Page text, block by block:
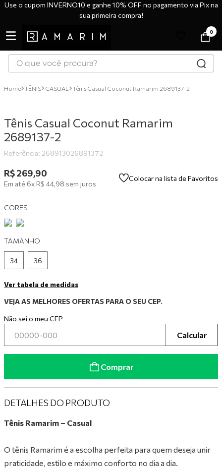
Use o cupom INVERNO10 e ganhe 10% OFF no pagamento via Pix na
sua primeira compra!
0
O que você procura?
TÊNIS CASUAL Tênis Casual Coconut Ramarim 2689137-2
Tênis Casual Coconut Ramarim
2689137-2
Referência: 268913026891372
R$269,90
Em até 6xR$ 44,98 sem juros
Colocar na lista de Favoritos
CORES
TAMANHO
34 36
Ver tabela de medidas
VEJA AS MELHORES OFERTAS PARA O SEU CEP.
Não sei o meu CEP
Calcular
Comprar
DETALHES DO PRODUTO
Tênis Ramarim – Casual
O tênis Ramarim é a escolha perfeita para quem deseja unir
praticidade, estilo e máximo conforto no dia a dia.
TERMOS MAIS BUSCADOS
3º
sandália
º
botas
6º
tênis casual
8º
9 º
tênis preto
10
tênis branco